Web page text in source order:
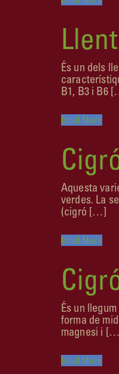
És un dels
B1, B3 i B6
Read More
Aquesta
verdes. La
(cigró […]
Read More
És un
forma de
magnesi i […]
Read More